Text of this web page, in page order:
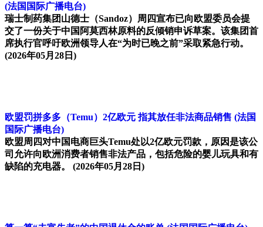
(法国国际广播电台)
瑞士制药集团山德士（Sandoz）周四宣布已向欧盟委员会提
交了一份关于中国阿莫西林原料的反倾销申诉草案。该集团首
席执行官呼吁欧洲领导人在“为时已晚之前”采取紧急行动。
(2026年05月28日)
欧盟罚拼多多（Temu）2亿欧元 指其放任非法商品销售 (法国
国际广播电台)
欧盟周四对中国电商巨头Temu处以2亿欧元罚款，原因是该公
司允许向欧洲消费者销售非法产品，包括危险的婴儿玩具和有
缺陷的充电器。 (2026年05月28日)